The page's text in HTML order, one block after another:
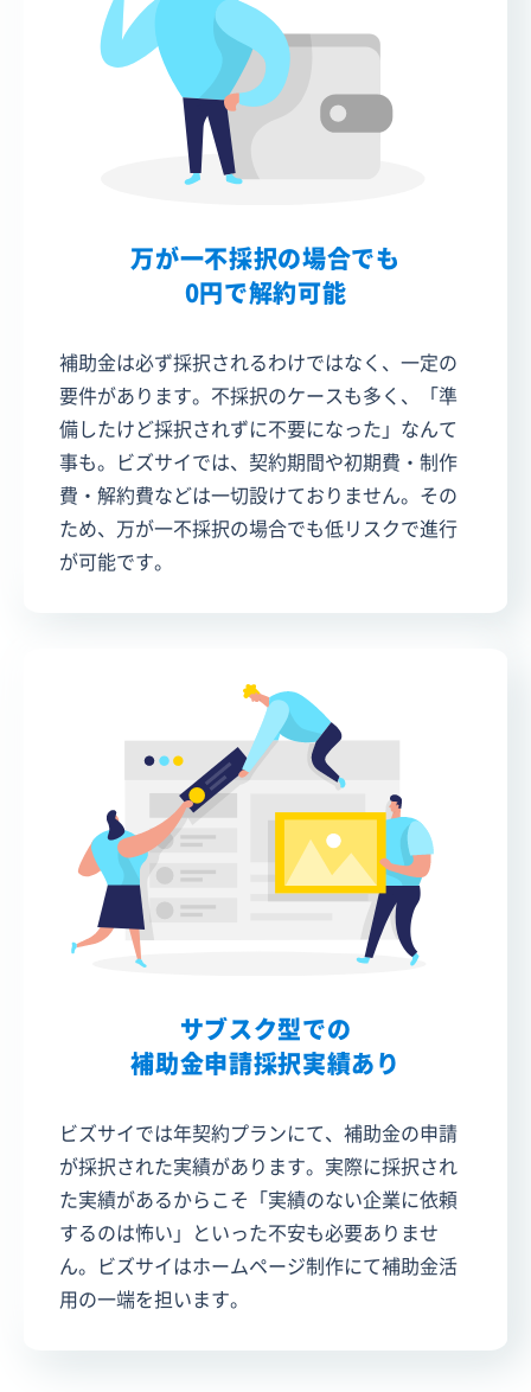
万が一不採択の場合でも
0円で解約可能
補助金は必ず採択されるわけではなく、一定の
要件があります。不採択のケースも多く、「準
備したけど採択されずに不要になった」なんて
事も。ビズサイでは、契約期間や初期費・制作
費・解約費などは一切設けておりません。その
ため、万が一不採択の場合でも低リスクで進行
が可能です。
サブスク型での
補助金申請採択実績あり
ビズサイでは年契約プランにて、補助金の申請
が採択された実績があります。実際に採択され
た実績があるからこそ「実績のない企業に依頼
するのは怖い」といった不安も必要ありませ
ん。ビズサイはホームページ制作にて補助金活
用の一端を担います。